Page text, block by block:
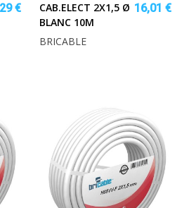
€
CAB.ELECT 2X1,5 Ø
BLANC 10M
16,01 €
BRICABLE